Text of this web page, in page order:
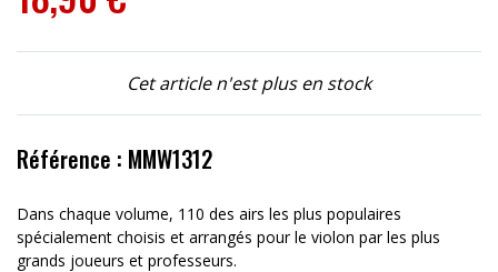
Cet article n'est plus en stock
Référence : MMW1312
Dans chaque volume, 110 des airs les plus populaires
spécialement choisis et arrangés pour le violon par les plus
grands joueurs et professeurs.